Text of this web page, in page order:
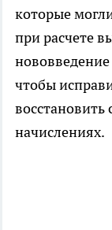
которые
при расчете
чтобы
начислениях.